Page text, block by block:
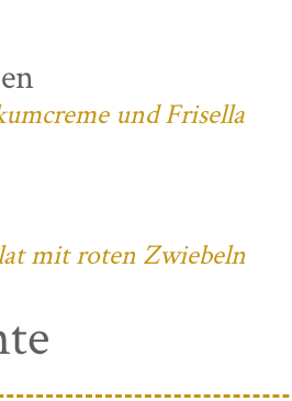
und Frisella
mit roten Zwiebeln